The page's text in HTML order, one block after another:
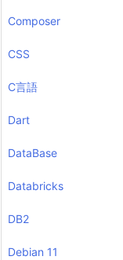
Composer
CSS
C言語
Dart
DataBase
Databricks
DB2
Debian 11